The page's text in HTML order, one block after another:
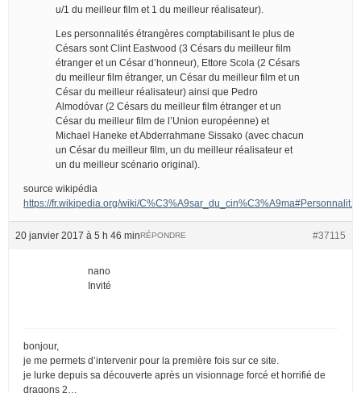
u/1 du meilleur film et 1 du meilleur réalisateur).
Les personnalités étrangères comptabilisant le plus de
Césars sont Clint Eastwood (3 Césars du meilleur film
étranger et un César d’honneur), Ettore Scola (2 Césars
du meilleur film étranger, un César du meilleur film et un
César du meilleur réalisateur) ainsi que Pedro
Almodóvar (2 Césars du meilleur film étranger et un
César du meilleur film de l’Union européenne) et
Michael Haneke et Abderrahmane Sissako (avec chacun
un César du meilleur film, un du meilleur réalisateur et
un du meilleur scénario original).
source wikipédia
https://fr.wikipedia.org/wiki/
20 janvier 2017 à 5 h 46 min #37115
RÉPONDRE
nano
Invité
bonjour,
je me permets d’intervenir pour la première fois sur ce site.
je lurke depuis sa découverte après un visionnage forcé et horrifié de
dragons 2…